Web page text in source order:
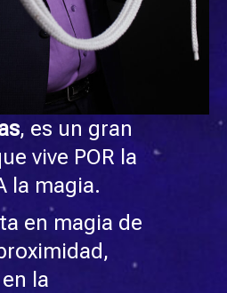
, es un gran
vive POR la
la magia.
en magia de
la